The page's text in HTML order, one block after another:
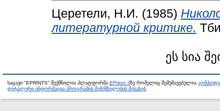
Церетели, Н.И. (1985)
литературной критике.
ეს სია
საცავი "EPRINTS" შექმნილია პლატფორმა EPrints 3ზე რომელიც შემუშავებულია
დეტალური ინფორმაცია პროგრამის შემქმნელების შესახებ